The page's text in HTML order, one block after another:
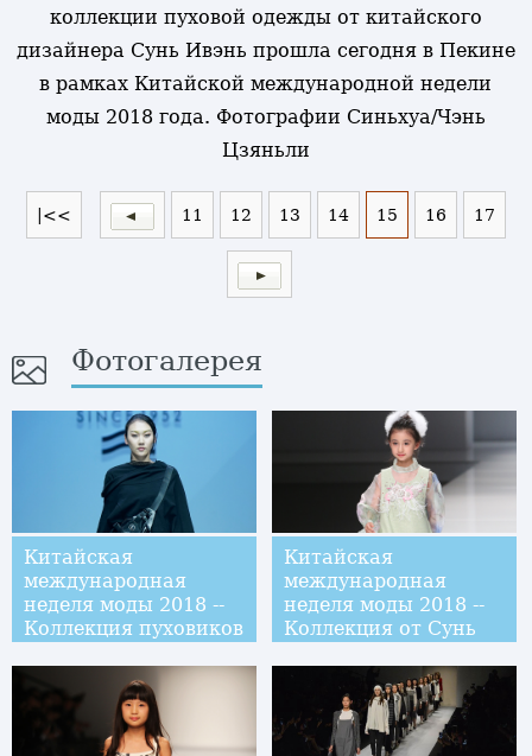
коллекции пуховой одежды от китайского
дизайнера Сунь Ивэнь прошла сегодня в Пекине
в рамках Китайской международной недели
моды 2018 года. Фотографии Синьхуа/Чэнь
Цзяньли
|<< 11 12 13 14 15 16 17
Фотогалерея
Китайская
международная
неделя моды 2018 --
Коллекция пуховиков
Китайская
международная
неделя моды 2018 --
Коллекция от Сунь